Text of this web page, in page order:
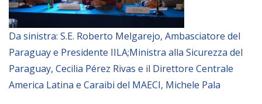
Da sinistra: S.E. Roberto Melgarejo, Ambasciatore del
Paraguay e Presidente IILA;Ministra alla Sicurezza del
Paraguay, Cecilia Pérez Rivas e il Direttore Centrale
America Latina e Caraibi del MAECI, Michele Pala